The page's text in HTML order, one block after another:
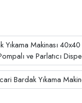
Yıkama Makinası
ve Parlatıcı
Bardak Yıkama